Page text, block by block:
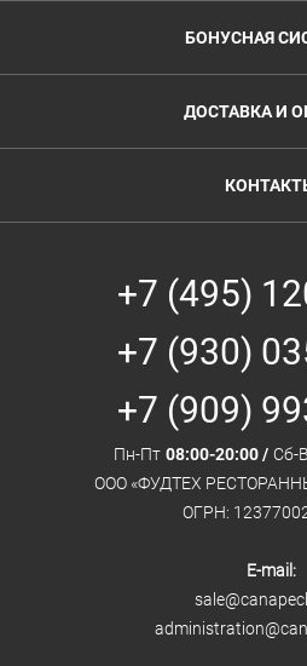
БОНУСНАЯ
ДОСТАВКА И
+7 (495)
+7 (930)
+7 (909)
Пн-Пт 08:00-20:00 / Сб-
ООО «ФУДТЕХ
ОГРН:
E-mail: